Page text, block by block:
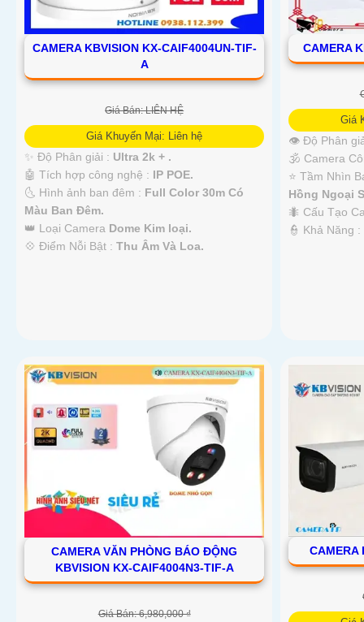
CAMERA KBVISION KX-CAIF4004UN-TIF-
A
Giá Bán: LIÊN HỆ
Giá Khuyến Mại: Liên hệ
✨ Độ Phân giải : Ultra 2k + .
🤖️ Tích hợp công nghệ : IP POE.
🌜 Hình ảnh ban đêm : Full Color 30m Có
Màu Ban Ðêm.
👑 Loại Camera Dome Kim loại.
️💠 Điểm Nỗi Bật : Thu Âm Và Loa.
CAMERA
Giá
👁 Độ Phân
🕉️ Camera
⭐ Tầm Nhìn
Hồng Ngoại
🐜 Cấu Tạo
️👮 Khả Năng :
CAMERA VĂN PHÒNG BÁO ĐỘNG
KBVISION KX-CAIF4004N3-TIF-A
Giá Bán: 6,980,000 ₫
CAMERA